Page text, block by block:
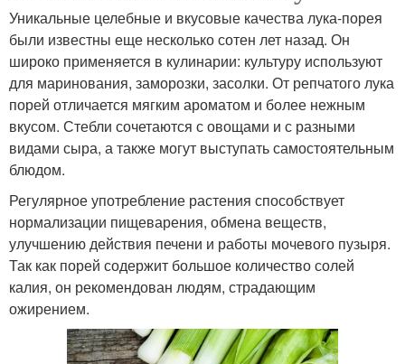
Уникальные целебные и вкусовые качества лука-порея
были известны еще несколько сотен лет назад. Он
широко применяется в кулинарии: культуру используют
для маринования, заморозки, засолки. От репчатого лука
порей отличается мягким ароматом и более нежным
вкусом. Стебли сочетаются с овощами и с разными
видами сыра, а также могут выступать самостоятельным
блюдом.
Регулярное употребление растения способствует
нормализации пищеварения, обмена веществ,
улучшению действия печени и работы мочевого пузыря.
Так как порей содержит большое количество солей
калия, он рекомендован людям, страдающим
ожирением.